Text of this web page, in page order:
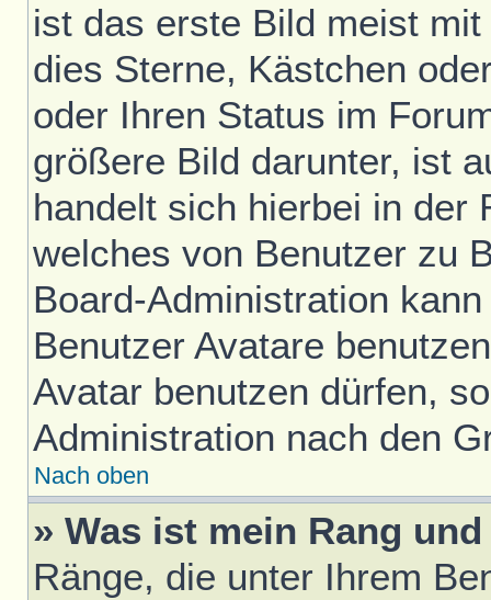
ist das erste Bild meist
dies Sterne, Kästchen
oder Ihren Status im
größere Bild darunter, ist
handelt sich hierbei in der
welches von Benutzer zu
Board-Administration
Benutzer Avatare
Avatar benutzen dürfen,
Administration nach den
Nach oben
» Was ist mein Rang
Ränge, die unter Ihrem